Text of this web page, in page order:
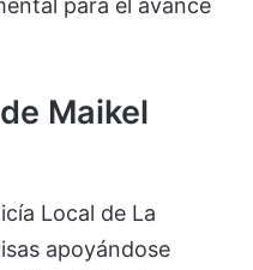
para el avance
Maikel
Local de La
apoyándose